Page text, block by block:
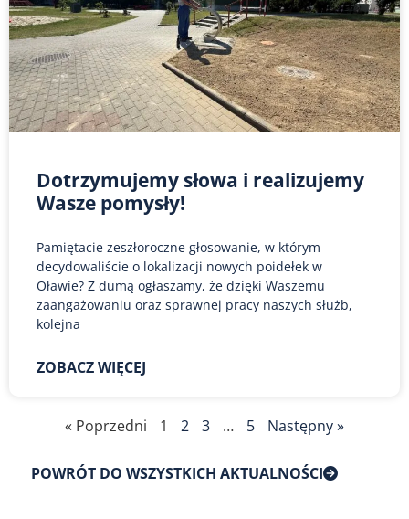
Dotrzymujemy słowa i realizujemy
Wasze pomysły!
Pamiętacie zeszłoroczne głosowanie, w którym
decydowaliście o lokalizacji nowych poidełek w
Oławie? Z dumą ogłaszamy, że dzięki Waszemu
zaangażowaniu oraz sprawnej pracy naszych służb,
kolejna
ZOBACZ WIĘCEJ
« Poprzedni 1 2 3 … 5 Następny »
POWRÓT DO WSZYSTKICH AKTUALNOŚCI